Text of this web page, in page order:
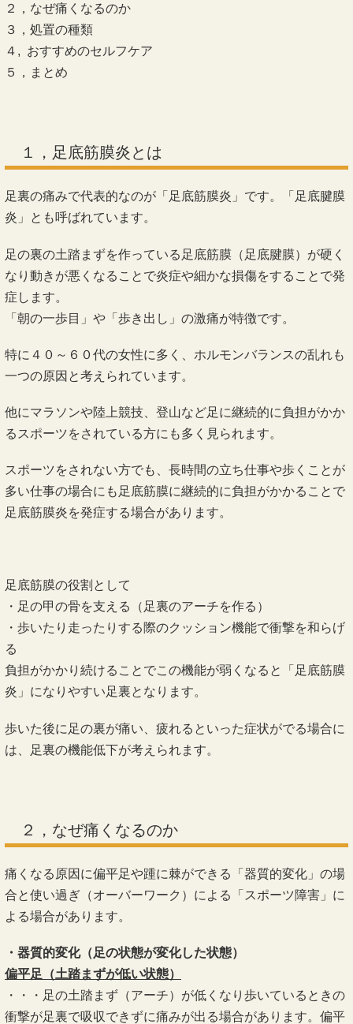
２，なぜ痛くなるのか
３，処置の種類
４, おすすめのセルフケア
５，まとめ
１，足底筋膜炎とは
足裏の痛みで代表的なのが「足底筋膜炎」です。「足底腱膜
炎」とも呼ばれています。
足の裏の土踏まずを作っている足底筋膜（足底腱膜）が硬く
なり動きが悪くなることで炎症や細かな損傷をすることで発
症します。
「朝の一歩目」や「歩き出し」の激痛が特徴です。
特に４０～６０代の女性に多く、ホルモンバランスの乱れも
一つの原因と考えられています。
他にマラソンや陸上競技、登山など足に継続的に負担がかか
るスポーツをされている方にも多く見られます。
スポーツをされない方でも、長時間の立ち仕事や歩くことが
多い仕事の場合にも足底筋膜に継続的に負担がかかることで
足底筋膜炎を発症する場合があります。
足底筋膜の役割として
・足の甲の骨を支える（足裏のアーチを作る）
・歩いたり走ったりする際のクッション機能で衝撃を和らげ
る
負担がかかり続けることでこの機能が弱くなると「足底筋膜
炎」になりやすい足裏となります。
歩いた後に足の裏が痛い、疲れるといった症状がでる場合に
は、足裏の機能低下が考えられます。
２，なぜ痛くなるのか
痛くなる原因に偏平足や踵に棘ができる「器質的変化」の場
合と使い過ぎ（オーバーワーク）による「スポーツ障害」に
よる場合があります。
・器質的変化（足の状態が変化した状態）
偏平足（土踏まずが低い状態）
・・・足の土踏まず（アーチ）が低くなり歩いているときの
衝撃が足裏で吸収できずに痛みが出る場合があります。偏平